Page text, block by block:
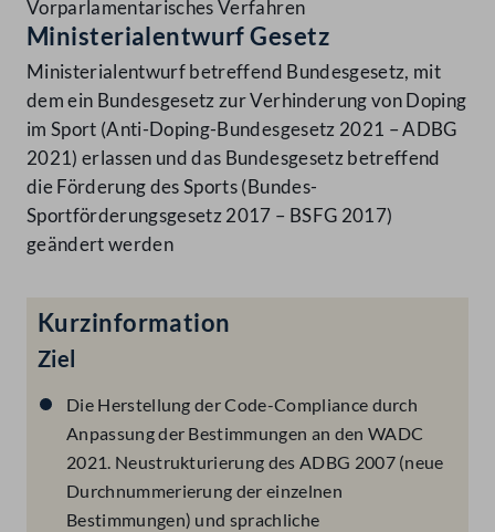
Vorparlamentarisches Verfahren
Ministerialentwurf Gesetz
Ministerialentwurf betreffend Bundesgesetz, mit
dem ein Bundesgesetz zur Verhinderung von Doping
im Sport (Anti-Doping-Bundesgesetz 2021 – ADBG
2021) erlassen und das Bundesgesetz betreffend
die Förderung des Sports (Bundes-
Sportförderungsgesetz 2017 – BSFG 2017)
geändert werden
Kurzinformation
Ziel
Die Herstellung der Code-Compliance durch
Anpassung der Bestimmungen an den WADC
2021. Neustrukturierung des ADBG 2007 (neue
Durchnummerierung der einzelnen
Bestimmungen) und sprachliche